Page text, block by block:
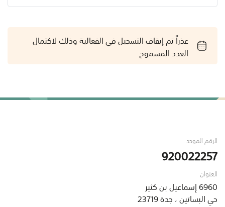
عذراً تم إيقاف التسجيل في الفعالية وذلك لاكتمال
العدد المسموح
الرقم الموحد
920022257
العنوان
6960 إسماعيل بن كثير
حي البساتين ، جدة 23719